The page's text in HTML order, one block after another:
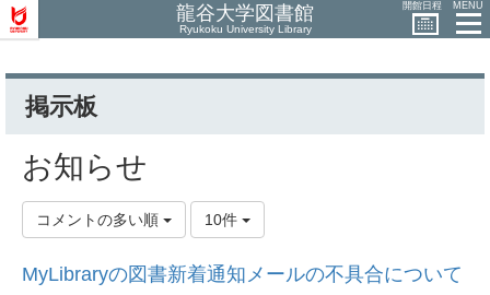
龍谷大学図書館
Ryukoku University Library
開館日程 MENU
掲示板
お知らせ
コメントの多い順 10件
MyLibraryの図書新着通知メールの不具合について